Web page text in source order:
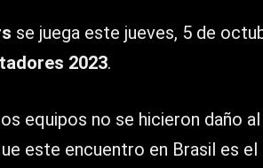
se juega este jueves, 5 de
2023.
equipos no se hicieron daño
este encuentro en Brasil es